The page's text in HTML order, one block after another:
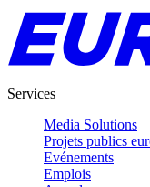
Services
Media Solutions
Projets publics
Evénements
Emplois